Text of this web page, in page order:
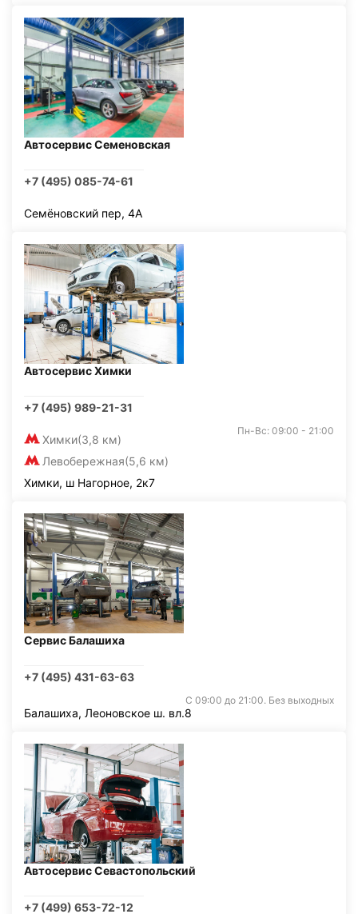
Автосервис Семеновская
+7 (495) 085-74-61
Семёновский пер, 4А
Автосервис Химки
+7 (495) 989-21-31
Химки(3,8 км)
Левобережная(5,6 км)
Пн-Вс: 09:00 - 21:00
Химки, ш Нагорное, 2к7
Сервис Балашиха
+7 (495) 431-63-63
С 09:00 до 21:00. Без выходных
Балашиха, Леоновское ш. вл.8
Автосервис Севастопольский
+7 (499) 653-72-12